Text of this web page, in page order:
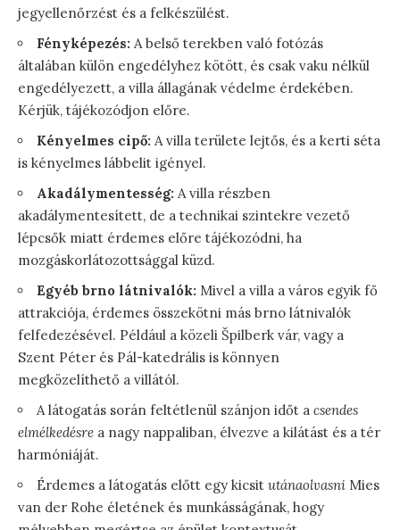
jegyellenőrzést és a felkészülést.
Fényképezés: A belső terekben való fotózás
általában külön engedélyhez kötött, és csak vaku nélkül
engedélyezett, a villa állagának védelme érdekében.
Kérjük, tájékozódjon előre.
Kényelmes cipő: A villa területe lejtős, és a kerti séta
is kényelmes lábbelit igényel.
Akadálymentesség: A villa részben
akadálymentesített, de a technikai szintekre vezető
lépcsők miatt érdemes előre tájékozódni, ha
mozgáskorlátozottsággal küzd.
Egyéb brno látnivalók: Mivel a villa a város egyik fő
attrakciója, érdemes összekötni más brno látnivalók
felfedezésével. Például a közeli Špilberk vár, vagy a
Szent Péter és Pál-katedrális is könnyen
megközelíthető a villától.
A látogatás során feltétlenül szánjon időt a csendes
elmélkedésre a nagy nappaliban, élvezve a kilátást és a tér
harmóniáját.
Érdemes a látogatás előtt egy kicsit utánaolvasni Mies
van der Rohe életének és munkásságának, hogy